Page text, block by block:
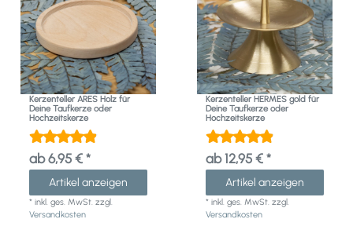
Kerzenteller ARES Holz für
Deine Taufkerze oder
Hochzeitskerze
ab 6,95 € *
Artikel anzeigen
*inkl. ges. MwSt. zzgl.
Versandkosten
Kerzenteller HERMES gold für
Deine Taufkerze oder
Hochzeitskerze
ab 12,95 € *
Artikel anzeigen
*inkl. ges. MwSt. zzgl.
Versandkosten